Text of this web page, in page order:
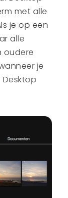
met alle
je op een
alle
oudere
je